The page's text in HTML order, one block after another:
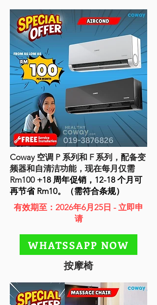
Coway 空调 P 系列和 F 系列，配备变
频器和自清洁功能，现在每月仅需
Rm100 +18 周年促销，12-18 个月可
再节省 Rm10。（需符合条规）
有效期至：2026年6月25日 - 立即申
请
WHATSSAPP NOW
按摩椅